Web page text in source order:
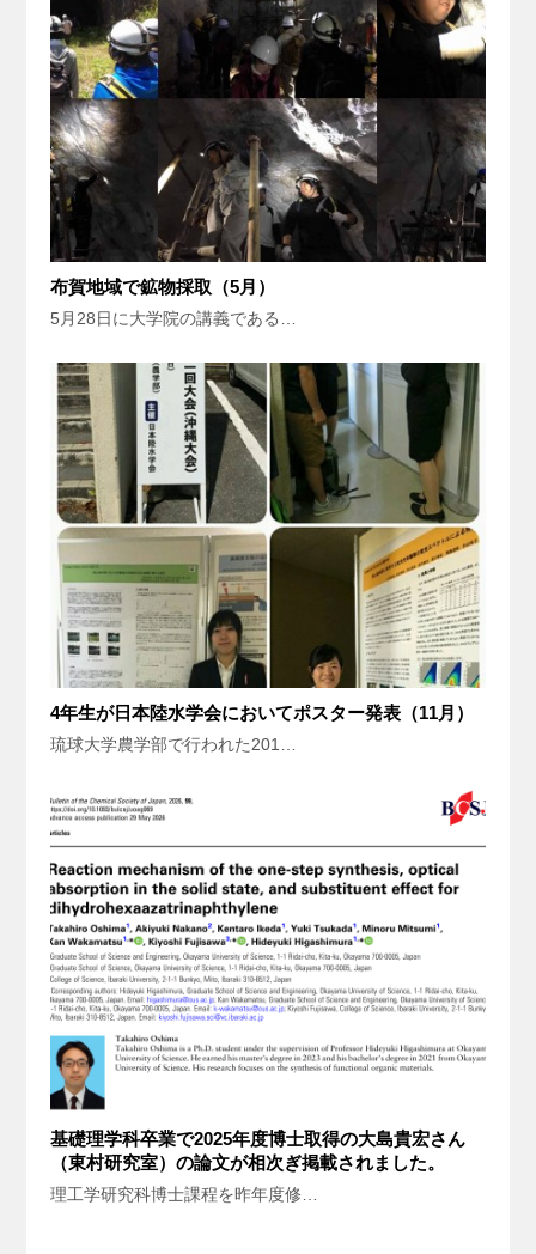
布賀地域で鉱物採取（5月）
5月28日に大学院の講義である…
4年生が日本陸水学会においてポスター発表（11月）
琉球大学農学部で行われた201…
基礎理学科卒業で2025年度博士取得の大島貴宏さん
（東村研究室）の論文が相次ぎ掲載されました。
理工学研究科博士課程を昨年度修…